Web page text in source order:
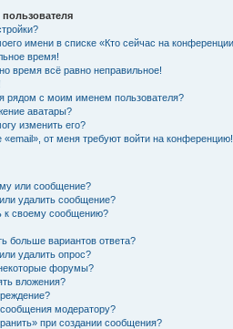
имени в списке «Кто сейчас на
время!
время всё равно неправильное!
рядом с моим именем пользователя?
аватары?
изменить его?
от меня требуют войти на конференцию!
или сообщение?
удалить сообщение?
к своему сообщению?
больше вариантов ответа?
удалить опрос?
форумы?
вложения?
модератору?
при создании сообщения?